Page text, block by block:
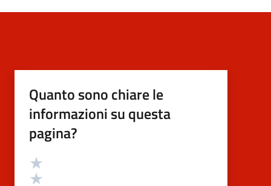
Quanto sono chiare le
informazioni su questa
pagina?
Valutazione